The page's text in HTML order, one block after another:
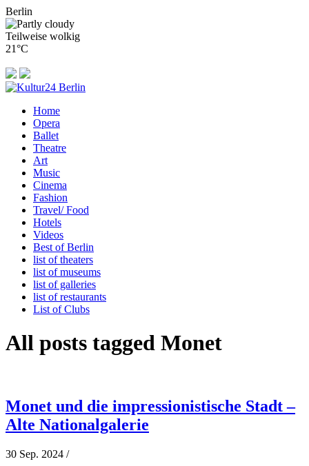
Berlin
Teilweise wolkig
21°C
Home
Opera
Ballet
Theatre
Art
Music
Cinema
Fashion
Travel/ Food
Hotels
Videos
Best of Berlin
list of theaters
list of museums
list of galleries
list of restaurants
List of Clubs
All posts tagged Monet
Monet und die impressionistische Stadt –
Alte Nationalgalerie
30 Sep. 2024 /